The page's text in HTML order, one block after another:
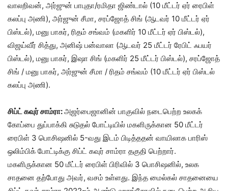
வாலறிவன், அர்ஜுன் பாபுதா/ரமிதா ஜிண்டால் (10 மீட்டர் ஏர் ரைபிள்
கலப்பு அணி), அர்ஜுன் சீமா, சரப்ஜோத் சிங் (ஆடவர் 10 மீட்டர் ஏர்
பிஸ்டல்), மனு பாகர், ரிதம் சங்வம் (மகளிர் 10 மீட்டர் ஏர் பிஸ்டல்),
விஜய்வீர் சித்து, அனிஷ் பன்வாலா (ஆடவர் 25 மீட்டர் ரேபிட் ஃபயர்
பிஸ்டல்), மனு பாகர், இஷா சிங் (மகளிர் 25 மீட்டர் பிஸ்டல்), சரப்ஜோத்
சிங் / மனு பாகர், அர்ஜுன் சீமா / ரிதம் சங்வம் (10 மீட்டர் ஏர் பிஸ்டல்
கலப்பு அணி).
சிப்ட் கவுர் சாம்ரா:அஜர்பைஜானின் பாகுவில் நடைபெற்ற உலகக்
கோப்பை துப்பாக்கி சுடுதல் போட்டியில் மகளிருக்கான 50 மீட்டர்
ரைபிள் 3 பொசிஷனில் 5-வது இடம் பிடித்ததன் வாயிலாக பாரிஸ்
ஒலிம்பிக் போட்டிக்கு சிப்ட் கவுர் சாம்ரா தகுதி பெற்றார்.
மகளிருக்கான 50 மீட்டர் ரைபிள் பிரிவில் 3 பொசிஷனில், உலக
சாதனை தற்போது அவர், வசம் உள்ளது. இந்த மைல்கல் சாதனையை